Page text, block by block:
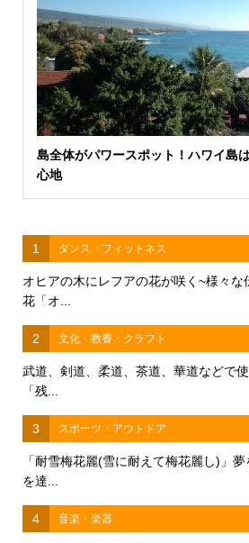
島全体がパワースポット！ハワイ島
心地
1 ダンス・フィットネス
オヒアの木にレフアの花が咲く~様々
花「オ...
2 文化・教養・クラフト
武道、剣道、柔道、茶道、華道などで
「残...
3 スポーツ・アウトドア
「耐雪梅花麗(雪に耐えて梅花麗し)」
を達...
4 音楽・楽器